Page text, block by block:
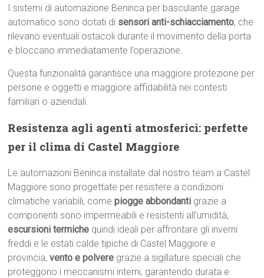
I sistemi di automazione Beninca per basculante garage
automatico sono dotati di sensori anti-schiacciamento, che
rilevano eventuali ostacoli durante il movimento della porta
e bloccano immediatamente l’operazione.
Questa funzionalità garantisce una maggiore protezione per
persone e oggetti e maggiore affidabilità nei contesti
familiari o aziendali.
Resistenza agli agenti atmosferici: perfette
per il clima di Castel Maggiore
Le automazioni Beninca installate dal nostro team a Castel
Maggiore sono progettate per resistere a condizioni
climatiche variabili, comepiogge abbondanti grazie a
componenti sono impermeabili e resistenti all’umidità,
escursioni termiche quindi ideali per affrontare gli inverni
freddi e le estati calde tipiche di Castel Maggiore e
provincia,vento e polvere grazie a sigillature speciali che
proteggono i meccanismi interni, garantendo durata e